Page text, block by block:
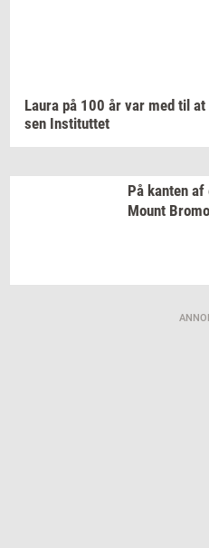
Laura på 100 år var med til at
sen In­sti­tut­tet
På kan­ten af
Mount Bromo